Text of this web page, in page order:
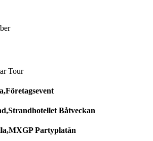
Båtveckan
Partyplatån